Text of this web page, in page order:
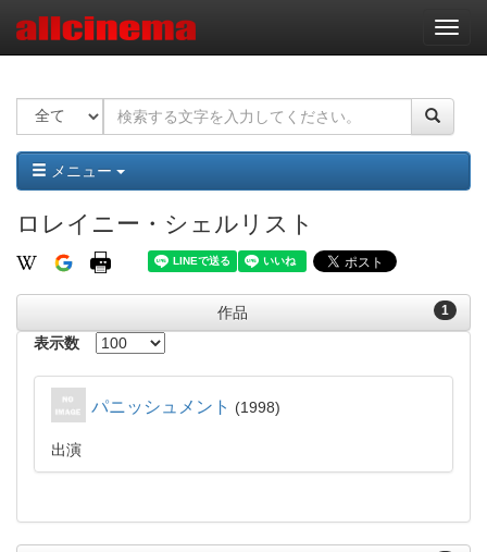
ナ
ビ
ー
ョ
ン
メニュー
ロレイニー・シェルリスト
1
作品
表示数
パニッシュメント 1998
出演